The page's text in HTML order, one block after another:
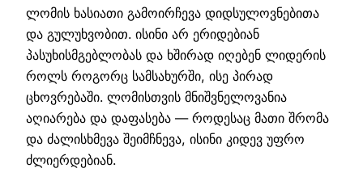
ლომის ხასიათი გამოირჩევა დიდსულოვნებითა
და გულუხვობით. ისინი არ ერიდებიან
პასუხისმგებლობას და ხშირად იღებენ ლიდერის
როლს როგორც სამსახურში, ისე პირად
ცხოვრებაში. ლომისთვის მნიშვნელოვანია
აღიარება და დაფასება — როდესაც მათი შრომა
და ძალისხმევა შეიმჩნევა, ისინი კიდევ უფრო
ძლიერდებიან.